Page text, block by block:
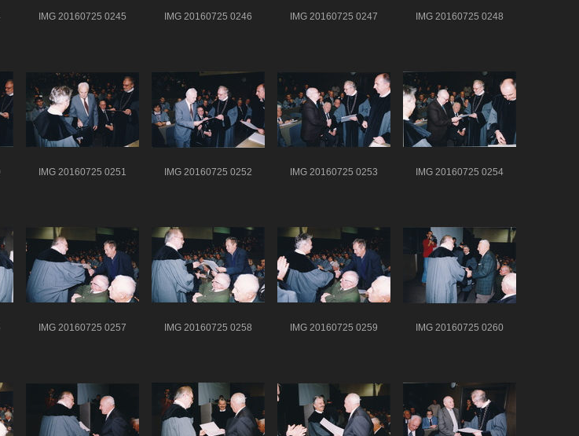
IMG 20160725 0245 IMG 20160725 0246 IMG 20160725 0247 IMG 20160725 0248
IMG 20160725 0251 IMG 20160725 0252 IMG 20160725 0253 IMG 20160725 0254
IMG 20160725 0257 IMG 20160725 0258 IMG 20160725 0259 IMG 20160725 0260